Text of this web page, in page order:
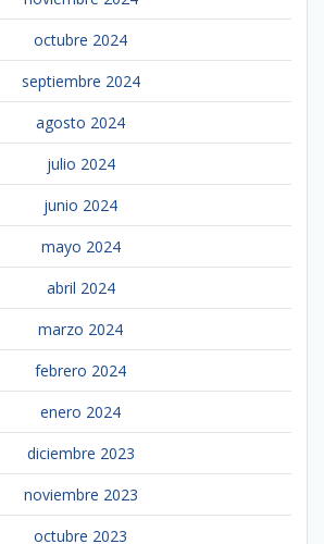
octubre 2024
septiembre 2024
agosto 2024
julio 2024
junio 2024
mayo 2024
abril 2024
marzo 2024
febrero 2024
enero 2024
diciembre 2023
noviembre 2023
octubre 2023